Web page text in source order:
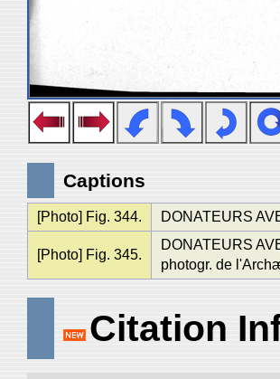
Captions
[Photo] Fig. 344. DONATEURS
[Photo] Fig. 345.
DONATEURS
photogr. de
Citation